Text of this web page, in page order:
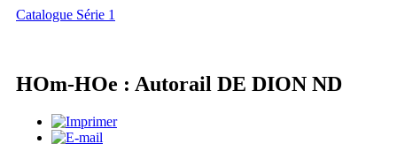
Catalogue Série 1
HOm-HOe : Autorail DE DION ND